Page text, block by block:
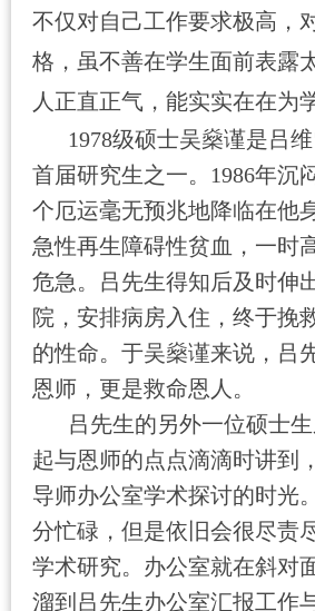
不仅对自己工作要求极高，
格，虽不善在学生面前表露
人正直正气，能实实在在为
1978级硕士吴燊谨是吕
首届研究生之一。 1986年沉
个厄运毫无预兆地降临在他
急性再生障碍性贫血，一时
危急。吕先生得知后及时伸
院，安排病房入住，终于挽
的性命。于吴燊谨来说，吕
恩师，更是救命恩人。
吕先生的另外一位硕士
起与恩师的点点滴滴时讲到
导师办公室学术探讨的时光
分忙碌，但是依旧会很尽责
学术研究。办公室就在斜对
溜到吕先生办公室汇报工作